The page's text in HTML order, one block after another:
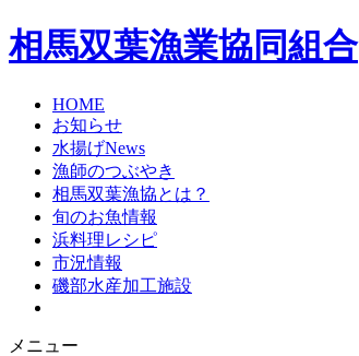
相馬双葉漁業協同組合
HOME
お知らせ
水揚げNews
漁師のつぶやき
相馬双葉漁協とは？
旬のお魚情報
浜料理レシピ
市況情報
磯部水産加工施設
メニュー